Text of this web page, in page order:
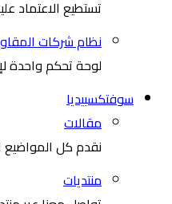
تستطيع الاعتماد
نظام شركات
لوحة تحكم واحدة
سوفتكسبيديا
مقالات
نقدم كل المواضيع
منتديات